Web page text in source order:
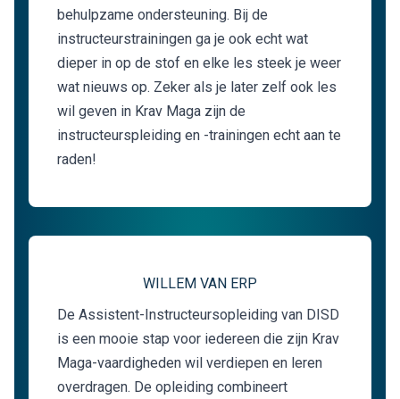
behulpzame ondersteuning. Bij de
instructeurstrainingen ga je ook echt wat
dieper in op de stof en elke les steek je weer
wat nieuws op. Zeker als je later zelf ook les
wil geven in Krav Maga zijn de
instructeurspleiding en -trainingen echt aan te
raden!
WILLEM VAN ERP
De Assistent-Instructeursopleiding van DISD
is een mooie stap voor iedereen die zijn Krav
Maga-vaardigheden wil verdiepen en leren
overdragen. De opleiding combineert